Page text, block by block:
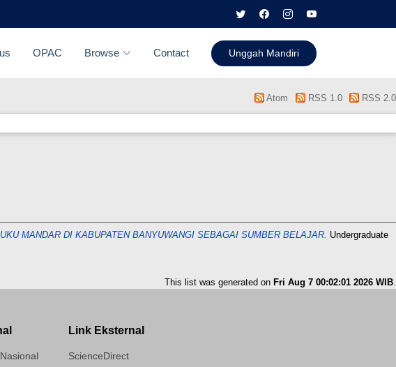
OPAC Browse Contact Unggah Mandiri
Atom RSS 1.0 RSS 2.0
MANDAR DI KABUPATEN BANYUWANGI SEBAGAI SUMBER BELAJAR. Undergraduate
This list was generated on Fri Aug 7 00:02:01 2026 WIB.
Link Eksternal
ScienceDirect